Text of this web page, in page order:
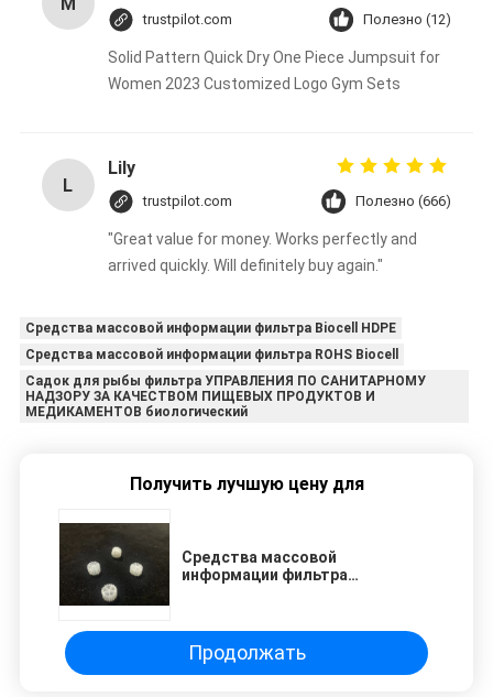
trustpilot.com Полезно (12)
Solid Pattern Quick Dry One Piece Jumpsuit for
Women 2023 Customized Logo Gym Sets
L
Lily
trustpilot.com Полезно (666)
"Great value for money. Works perfectly and
arrived quickly. Will definitely buy again."
Средства массовой информации фильтра Biocell HDPE
Средства массовой информации фильтра ROHS Biocell
Садок для рыбы фильтра УПРАВЛЕНИЯ ПО САНИТАРНОМУ
НАДЗОРУ ЗА КАЧЕСТВОМ ПИЩЕВЫХ ПРОДУКТОВ И
МЕДИКАМЕНТОВ биологический
Получить лучшую цену для
Средства массовой
информации фильтра
Продолжать